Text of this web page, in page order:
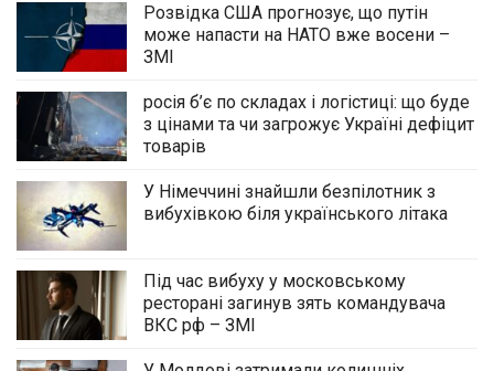
Розвідка США прогнозує, що путін
може напасти на НАТО вже восени –
ЗМІ
росія б’є по складах і логістиці: що буде
з цінами та чи загрожує Україні дефіцит
товарів
У Німеччині знайшли безпілотник з
вибухівкою біля українського літака
Під час вибуху у московському
ресторані загинув зять командувача
ВКС рф – ЗМІ